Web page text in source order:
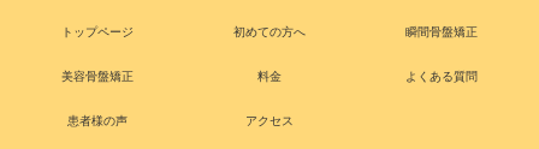
トップページ 初めての方へ 瞬間骨盤矯正
美容骨盤矯正 料金 よくある質問
患者様の声 アクセス